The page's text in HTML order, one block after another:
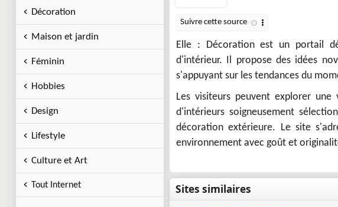
Décoration
Maison et jardin
Féminin
Hobbies
Design
Lifestyle
Culture et Art
Tout Internet
Elle : Décoration est un portail
d'intérieur. Il propose des idées
s'appuyant sur les tendances du
Les visiteurs peuvent explorer
d'intérieurs soigneusement
décoration extérieure. Le site
environnement avec goût et